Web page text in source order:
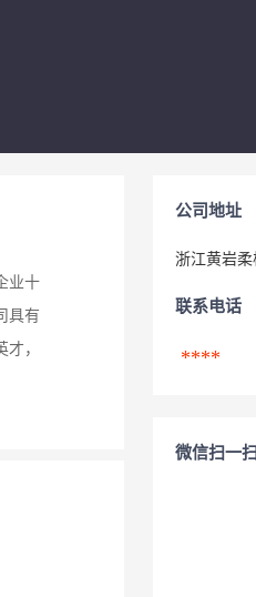
业十
具有
，
公司地址
浙江黄岩柔
联系电话
****
微信扫一